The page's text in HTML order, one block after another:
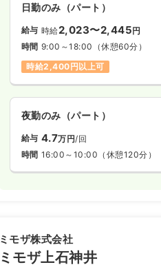
日勤のみ（パート）
給与 時給2,023〜2,445円
時間 9:00～18:00 （休憩60分）
時給2,400円以上可
夜勤のみ（パート）
給与 4.7万円/回
時間 16:00～10:00 （休憩120分）
ミモザ株式会社
ミモザ上石神井